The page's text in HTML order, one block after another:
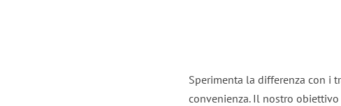
Sperimenta la differenza con i
convenienza. Il nostro